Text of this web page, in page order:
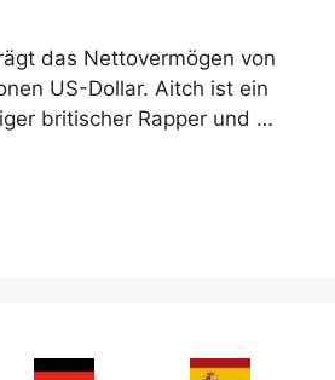
das Nettovermögen von
US-Dollar. Aitch ist ein
britischer Rapper und …